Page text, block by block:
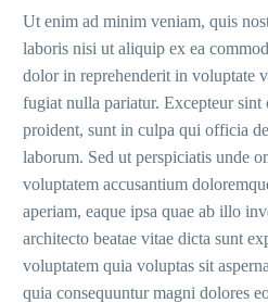
Ut enim ad minim veniam, quis
laboris nisi ut aliquip ex ea
dolor in reprehenderit in voluptate
fugiat nulla pariatur. Excepteur sint
proident, sunt in culpa qui officia
laborum. Sed ut perspiciatis unde
voluptatem accusantium
aperiam, eaque ipsa quae ab illo
architecto beatae vitae dicta sunt
voluptatem quia voluptas sit
quia consequuntur magni dolores